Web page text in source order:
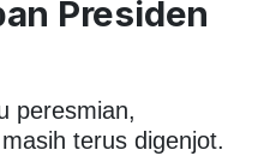
Presiden
peresmian,
terus digenjot.